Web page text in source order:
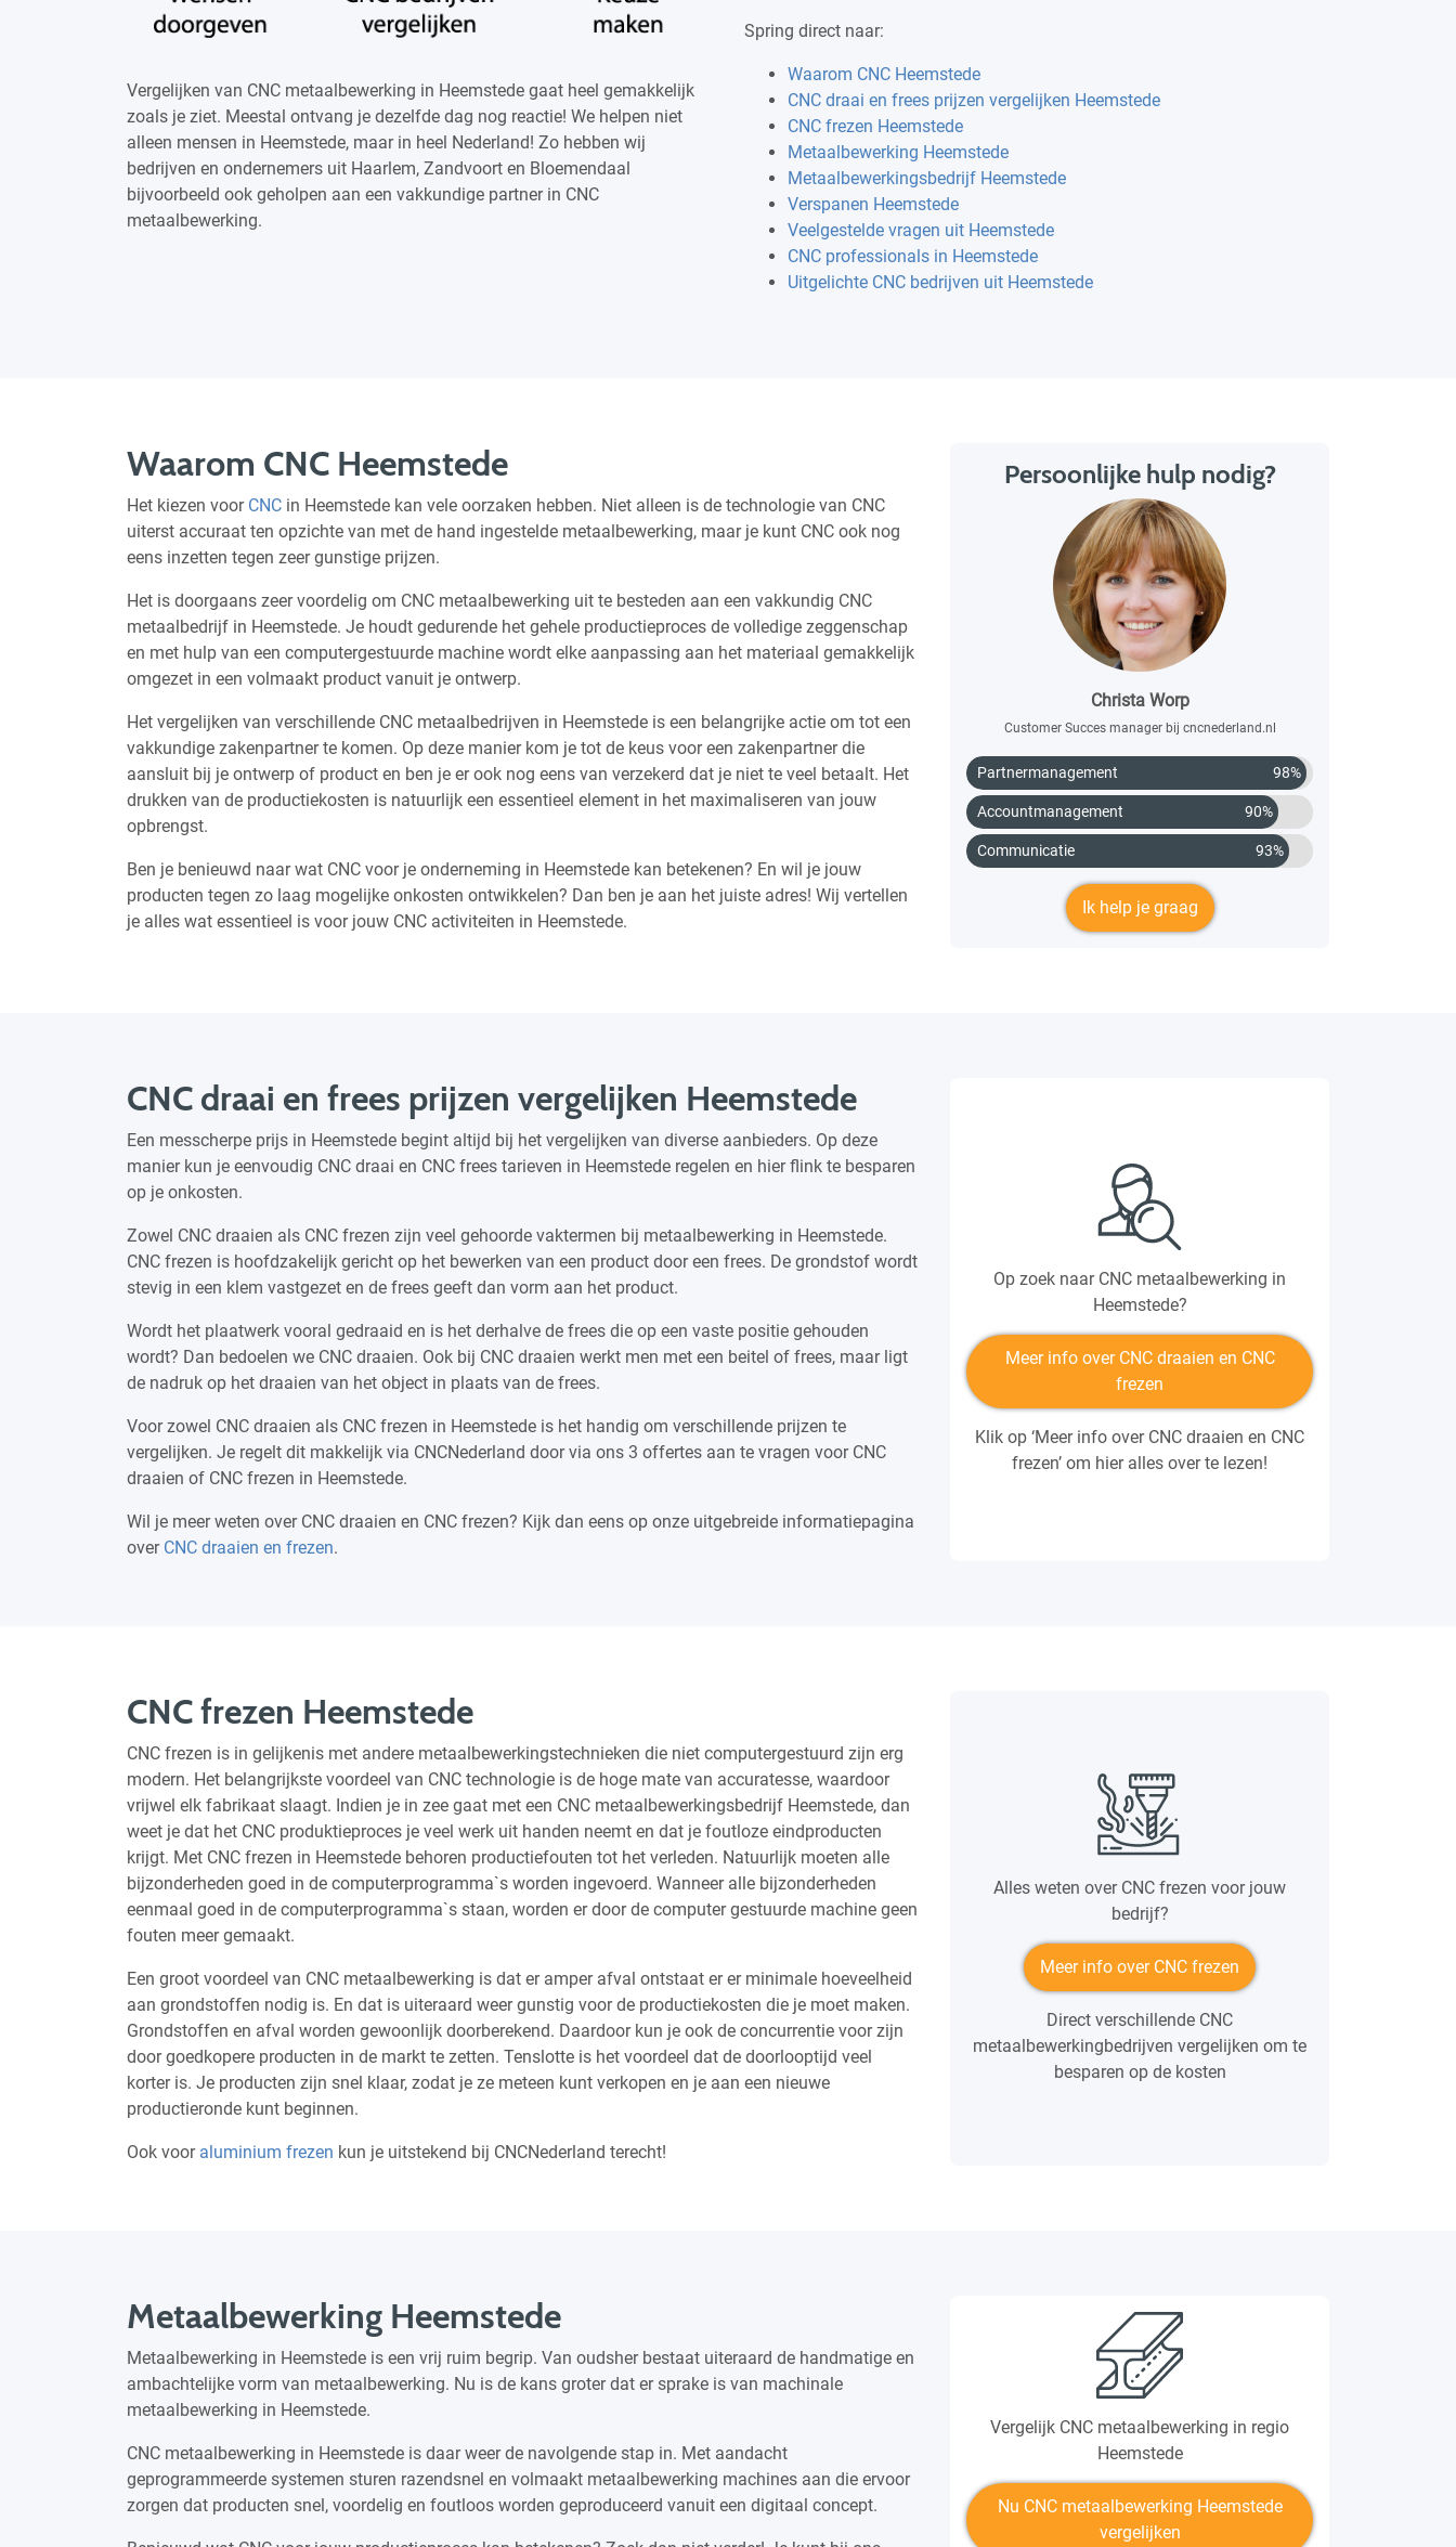
Vergelijken van CNC metaalbewerking in Heemstede gaat heel gemakkelijk
zoals je ziet. Meestal ontvang je dezelfde dag nog reactie! We helpen niet
alleen mensen in Heemstede, maar in heel Nederland! Zo hebben wij
bedrijven en ondernemers uit Haarlem, Zandvoort en Bloemendaal
bijvoorbeeld ook geholpen aan een vakkundige partner in CNC
metaalbewerking.
Spring direct naar:
Waarom CNC Heemstede
CNC draai en frees prijzen vergelijken Heemstede
CNC frezen Heemstede
Metaalbewerking Heemstede
Metaalbewerkingsbedrijf Heemstede
Verspanen Heemstede
Veelgestelde vragen uit Heemstede
CNC professionals in Heemstede
Uitgelichte CNC bedrijven uit Heemstede
Waarom CNC Heemstede
Het kiezen voor CNC in Heemstede kan vele oorzaken hebben. Niet alleen is de technologie van CNC
uiterst accuraat ten opzichte van met de hand ingestelde metaalbewerking, maar je kunt CNC ook nog
eens inzetten tegen zeer gunstige prijzen.
Het is doorgaans zeer voordelig om CNC metaalbewerking uit te besteden aan een vakkundig CNC
metaalbedrijf in Heemstede. Je houdt gedurende het gehele productieproces de volledige zeggenschap
en met hulp van een computergestuurde machine wordt elke aanpassing aan het materiaal gemakkelijk
omgezet in een volmaakt product vanuit je ontwerp.
Het vergelijken van verschillende CNC metaalbedrijven in Heemstede is een belangrijke actie om tot een
vakkundige zakenpartner te komen. Op deze manier kom je tot de keus voor een zakenpartner die
aansluit bij je ontwerp of product en ben je er ook nog eens van verzekerd dat je niet te veel betaalt. Het
drukken van de productiekosten is natuurlijk een essentieel element in het maximaliseren van jouw
opbrengst.
Ben je benieuwd naar wat CNC voor je onderneming in Heemstede kan betekenen? En wil je jouw
producten tegen zo laag mogelijke onkosten ontwikkelen? Dan ben je aan het juiste adres! Wij vertellen
je alles wat essentieel is voor jouw CNC activiteiten in Heemstede.
Persoonlijke hulp nodig?
Christa Worp
Customer Succes manager bij cncnederland.nl
Partnermanagement 98%
Accountmanagement 90%
Communicatie 93%
Ik help je graag
CNC draai en frees prijzen vergelijken Heemstede
Een messcherpe prijs in Heemstede begint altijd bij het vergelijken van diverse aanbieders. Op deze
manier kun je eenvoudig CNC draai en CNC frees tarieven in Heemstede regelen en hier flink te besparen
op je onkosten.
Zowel CNC draaien als CNC frezen zijn veel gehoorde vaktermen bij metaalbewerking in Heemstede.
CNC frezen is hoofdzakelijk gericht op het bewerken van een product door een frees. De grondstof wordt
stevig in een klem vastgezet en de frees geeft dan vorm aan het product.
Wordt het plaatwerk vooral gedraaid en is het derhalve de frees die op een vaste positie gehouden
wordt? Dan bedoelen we CNC draaien. Ook bij CNC draaien werkt men met een beitel of frees, maar ligt
de nadruk op het draaien van het object in plaats van de frees.
Voor zowel CNC draaien als CNC frezen in Heemstede is het handig om verschillende prijzen te
vergelijken. Je regelt dit makkelijk via CNCNederland door via ons 3 offertes aan te vragen voor CNC
draaien of CNC frezen in Heemstede.
Wil je meer weten over CNC draaien en CNC frezen? Kijk dan eens op onze uitgebreide informatiepagina
over CNC draaien en frezen.
Op zoek naar CNC metaalbewerking in
Heemstede?
Meer info over CNC draaien en CNC
frezen
Klik op ‘Meer info over CNC draaien en CNC
frezen’ om hier alles over te lezen!
CNC frezen Heemstede
CNC frezen is in gelijkenis met andere metaalbewerkingstechnieken die niet computergestuurd zijn erg
modern. Het belangrijkste voordeel van CNC technologie is de hoge mate van accuratesse, waardoor
vrijwel elk fabrikaat slaagt. Indien je in zee gaat met een CNC metaalbewerkingsbedrijf Heemstede, dan
weet je dat het CNC produktieproces je veel werk uit handen neemt en dat je foutloze eindproducten
krijgt. Met CNC frezen in Heemstede behoren productiefouten tot het verleden. Natuurlijk moeten alle
bijzonderheden goed in de computerprogramma`s worden ingevoerd. Wanneer alle bijzonderheden
eenmaal goed in de computerprogramma`s staan, worden er door de computer gestuurde machine geen
fouten meer gemaakt.
Een groot voordeel van CNC metaalbewerking is dat er amper afval ontstaat er er minimale hoeveelheid
aan grondstoffen nodig is. En dat is uiteraard weer gunstig voor de productiekosten die je moet maken.
Grondstoffen en afval worden gewoonlijk doorberekend. Daardoor kun je ook de concurrentie voor zijn
door goedkopere producten in de markt te zetten. Tenslotte is het voordeel dat de doorlooptijd veel
korter is. Je producten zijn snel klaar, zodat je ze meteen kunt verkopen en je aan een nieuwe
productieronde kunt beginnen.
Ook voor aluminium frezen kun je uitstekend bij CNCNederland terecht!
Alles weten over CNC frezen voor jouw
bedrijf?
Meer info over CNC frezen
Direct verschillende CNC
metaalbewerkingbedrijven vergelijken om te
besparen op de kosten
Metaalbewerking Heemstede
Metaalbewerking in Heemstede is een vrij ruim begrip. Van oudsher bestaat uiteraard de handmatige en
ambachtelijke vorm van metaalbewerking. Nu is de kans groter dat er sprake is van machinale
metaalbewerking in Heemstede.
CNC metaalbewerking in Heemstede is daar weer de navolgende stap in. Met aandacht
geprogrammeerde systemen sturen razendsnel en volmaakt metaalbewerking machines aan die ervoor
zorgen dat producten snel, voordelig en foutloos worden geproduceerd vanuit een digitaal concept.
Vergelijk CNC metaalbewerking in regio
Heemstede
Nu CNC metaalbewerking Heemstede
vergelijken